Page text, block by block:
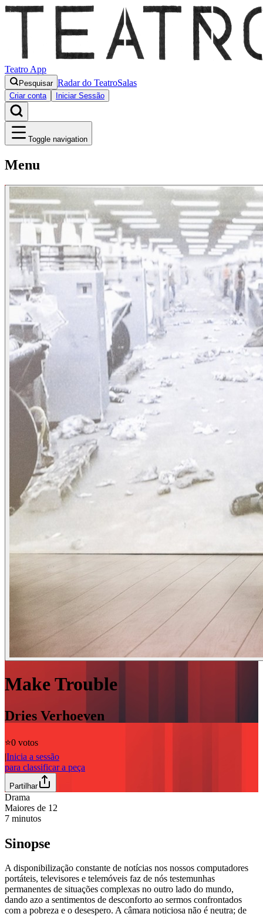
Teatro App
Pesquisar Radar do TeatroSalas
Criar conta Iniciar Sessão
Toggle navigation
Menu
Make Trouble
Dries Verhoeven
⭐️0 votos
|Inicia a sessão
para classificar a peça
Partilhar
Drama
Maiores de 12
7 minutos
Sinopse
A disponibilização constante de notícias nos nossos computadores
portáteis, televisores e telemóveis faz de nós testemunhas
permanentes de situações complexas no outro lado do mundo,
dando azo a sentimentos de desconforto ao sermos confrontados
com a pobreza e o desespero. A câmara noticiosa não é neutra; de